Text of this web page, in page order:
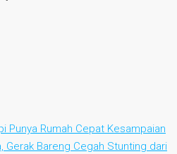
Punya Rumah Cepat Kesampaian
Gerak Bareng Cegah Stunting dari